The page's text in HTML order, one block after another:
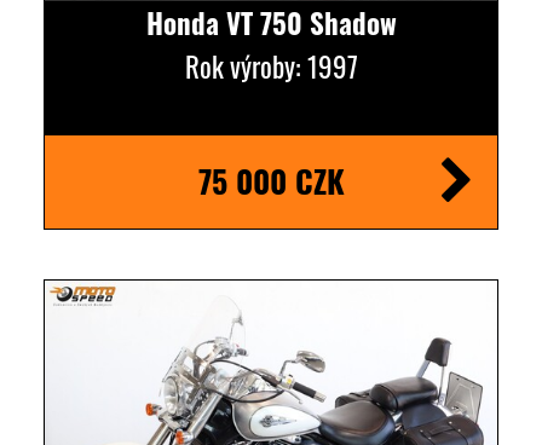
Honda VT 750 Shadow
Rok výroby: 1997
75 000 CZK